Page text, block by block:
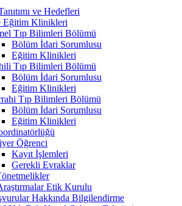
ve Hedefleri
Eğitim Klinikleri
Tıp Bilimleri Bölümü
Bölüm İdari Sorumlusu
Eğitim Klinikleri
Tıp Bilimleri Bölümü
Bölüm İdari Sorumlusu
Eğitim Klinikleri
Tıp Bilimleri Bölümü
Bölüm İdari Sorumlusu
Eğitim Klinikleri
Öğrenci
Kayıt İşlemleri
Gerekli Evraklar
Etik Kurulu
Hakkında Bilgilendirme